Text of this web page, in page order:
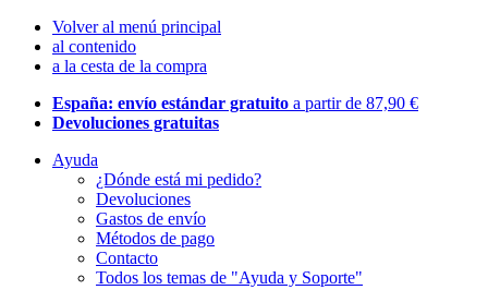
Volver al menú principal
al contenido
a la cesta de la compra
España: envío estándar gratuito a partir de 87,90 €
Devoluciones gratuitas
Ayuda
¿Dónde está mi pedido?
Devoluciones
Gastos de envío
Métodos de pago
Contacto
Todos los temas de "Ayuda y Soporte"